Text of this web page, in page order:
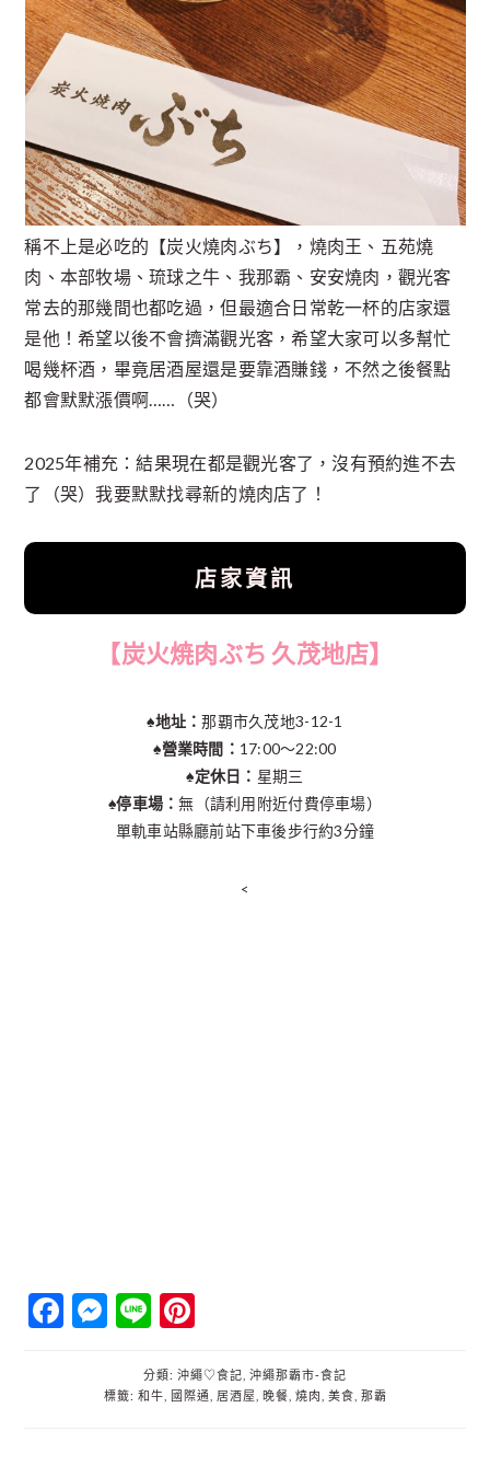
稱不上是必吃的【炭火燒肉ぶち】，燒肉王、五苑燒
肉、本部牧場、琉球之牛、我那霸、安安燒肉，觀光客
常去的那幾間也都吃過，但最適合日常乾一杯的店家還
是他！希望以後不會擠滿觀光客，希望大家可以多幫忙
喝幾杯酒，畢竟居酒屋還是要靠酒賺錢，不然之後餐點
都會默默漲價啊……（哭）
2025年補充：結果現在都是觀光客了，沒有預約進不去
了（哭）我要默默找尋新的燒肉店了！
店家資訊
【炭火焼肉ぶち 久茂地店】
♠︎地址：那覇市久茂地3-12-1
♠︎營業時間： 17:00～22:00
♠︎定休日： 星期三
♠︎停車場：無（請利用附近付費停車場）
單軌車站縣廳前站下車後步行約3分鐘
<
Facebook
Messenger
Line
分類: 沖繩♡食記 沖繩那霸市‐食記
標籤: 和牛 國際通 居酒屋 晚餐 燒肉 美食 那霸